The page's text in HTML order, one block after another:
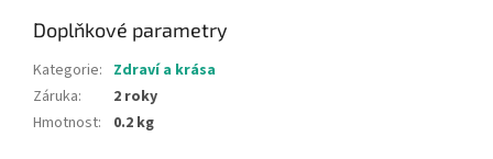
Doplňkové parametry
Kategorie: Zdraví a krása
Záruka:
2 roky
Hmotnost: 0.2 kg